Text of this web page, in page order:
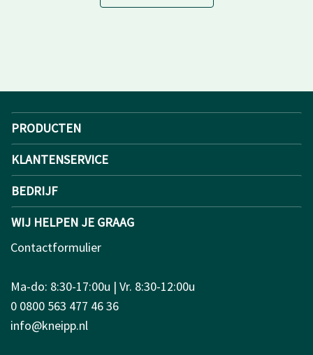
PRODUCTEN
KLANTENSERVICE
BEDRIJF
WIJ HELPEN JE GRAAG
Contactformulier
Ma-do: 8:30-17:00u | Vr. 8:30-12:00u
0 0800 563 477 46 36
info@kneipp.nl